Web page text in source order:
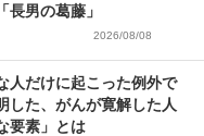
長男の葛藤」
2026/08/08
人だけに起こった例外で
た、がんが寛解した人
要素」とは